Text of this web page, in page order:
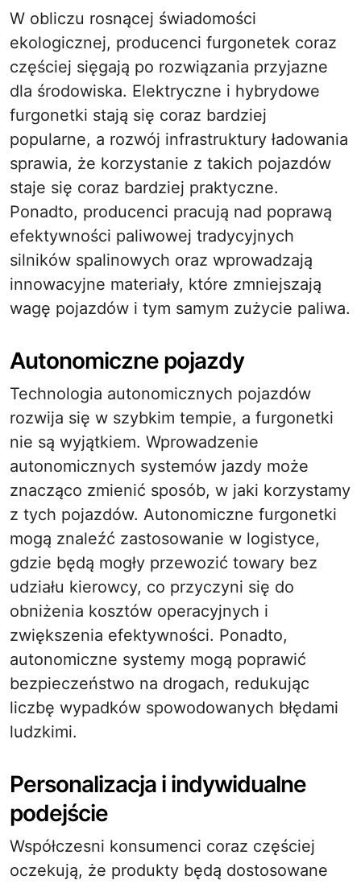
W obliczu rosnącej świadomości
ekologicznej, producenci furgonetek coraz
częściej sięgają po rozwiązania przyjazne
dla środowiska. Elektryczne i hybrydowe
furgonetki stają się coraz bardziej
popularne, a rozwój infrastruktury ładowania
sprawia, że korzystanie z takich pojazdów
staje się coraz bardziej praktyczne.
Ponadto, producenci pracują nad poprawą
efektywności paliwowej tradycyjnych
silników spalinowych oraz wprowadzają
innowacyjne materiały, które zmniejszają
wagę pojazdów i tym samym zużycie paliwa.
Autonomiczne pojazdy
Technologia autonomicznych pojazdów
rozwija się w szybkim tempie, a furgonetki
nie są wyjątkiem. Wprowadzenie
autonomicznych systemów jazdy może
znacząco zmienić sposób, w jaki korzystamy
z tych pojazdów. Autonomiczne furgonetki
mogą znaleźć zastosowanie w logistyce,
gdzie będą mogły przewozić towary bez
udziału kierowcy, co przyczyni się do
obniżenia kosztów operacyjnych i
zwiększenia efektywności. Ponadto,
autonomiczne systemy mogą poprawić
bezpieczeństwo na drogach, redukując
liczbę wypadków spowodowanych błędami
ludzkimi.
Personalizacja i indywidualne
podejście
Współczesni konsumenci coraz częściej
oczekują, że produkty będą dostosowane